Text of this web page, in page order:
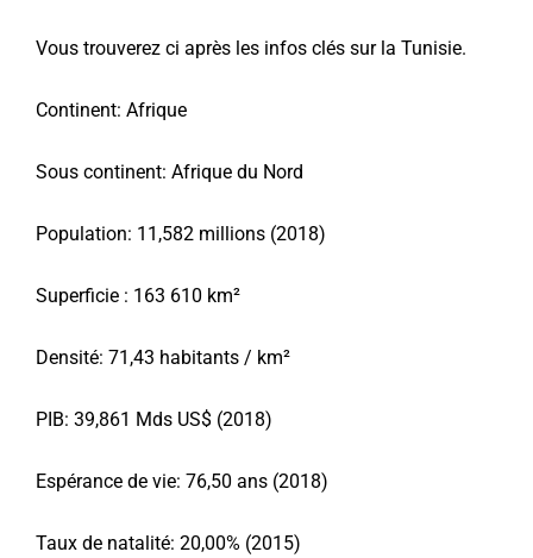
Vous trouverez ci après les infos clés sur la Tunisie.
Continent: Afrique
Sous continent: Afrique du Nord
Population: 11,582 millions (2018)
Superficie : 163 610 km²
Densité: 71,43 habitants / km²
PIB: 39,861 Mds US$ (2018)
Espérance de vie: 76,50 ans (2018)
Taux de natalité: 20,00% (2015)